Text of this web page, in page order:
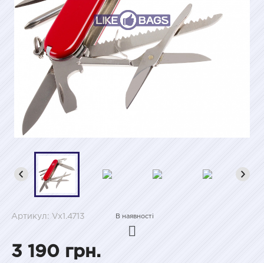
Артикул: Vx1.4713 В наявності
3 190 грн.